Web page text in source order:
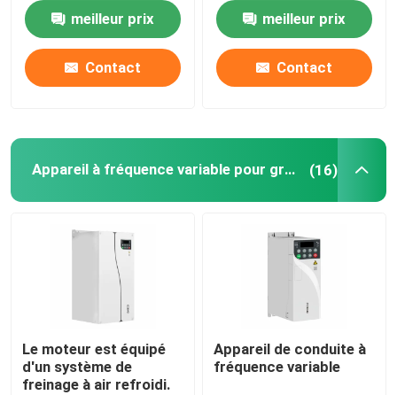
meilleur prix
Contact
meilleur prix
Contact
Appareil à fréquence variable pour grue (16)
Le moteur est équipé
d'un système de
freinage à air refroidi.
Appareil de conduite à
fréquence variable